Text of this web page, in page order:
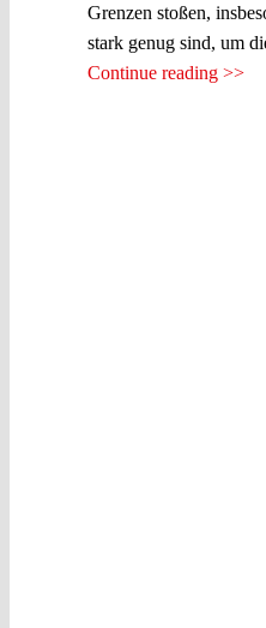
Grenzen stoßen,
stark genug sind, um
Continue reading >>